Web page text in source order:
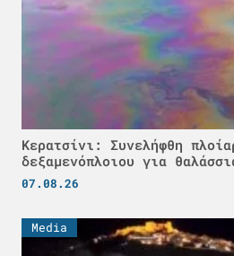
Κερατσίνι: Συνελήφθη
δεξαμενόπλοιου για
07.08.26
Media